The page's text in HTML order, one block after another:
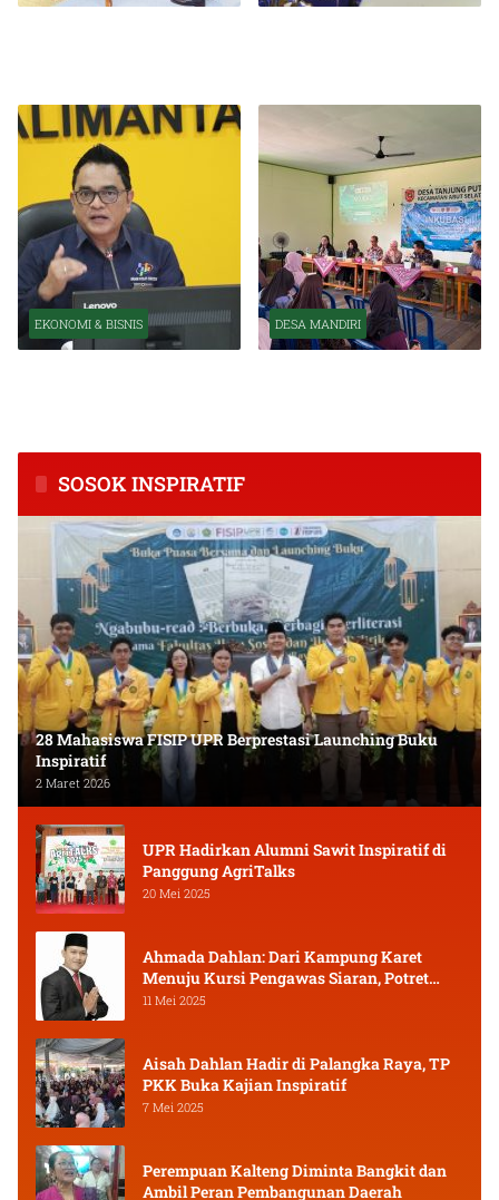
EKONOMI & BISNIS DESA MANDIRI
SOSOK INSPIRATIF
28 Mahasiswa FISIP UPR Berprestasi Launching Buku
Inspiratif
2 Maret 2026
UPR Hadirkan Alumni Sawit Inspiratif di
Panggung AgriTalks
20 Mei 2025
Ahmada Dahlan: Dari Kampung Karet
Menuju Kursi Pengawas Siaran, Potret
Pejuang Muda Kalimantan Tengah
11 Mei 2025
Aisah Dahlan Hadir di Palangka Raya, TP
PKK Buka Kajian Inspiratif
7 Mei 2025
Perempuan Kalteng Diminta Bangkit dan
Ambil Peran Pembangunan Daerah